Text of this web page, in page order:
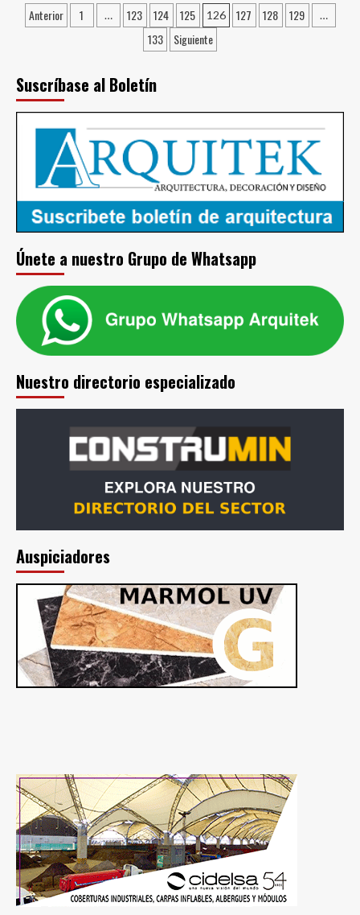
soluciones
para
más
casa
para
vida
laboral
saludable
en
hogar
Paginación
entradas
Anterior 1 … 123 124 125 126 127 128 129 …
133 Siguiente
Suscríbase al Boletín
Únete a nuestro Grupo de Whatsapp
Nuestro directorio especializado
Auspiciadores